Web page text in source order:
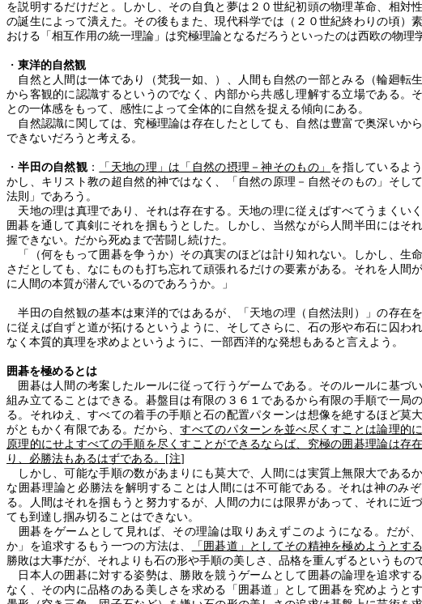
を説明するだけだと。しかし、その自負と夢は２０世紀初頭の物理革命、相対
の誕生によって潰えた。その後もまた、現代科学では（２０世紀終わりの頃）
おける「相互作用の統一理論」は究極理論となるだろうといったのは西欧の物理
・ 東洋的自然観
自然と人間は一体であり（梵我一如、）、人間も自然の一部とみる（輪廻転
から客観的に認識するというのでなく、内部から共感し理解する立場である。
との一体感をもって、感性によって全体的に自然を捉える傾向にある。
自然認識に関しては、究極理論は存在したとしても、自然は豊富で奥深いか
できないだろうと考える。
・半田の自然観 ： 「天地の理」は「自然の摂理－神そのもの」 を指しているよ
かし、キリスト教の超自然的神ではなく、「自然の原理－自然そのもの」そし
法則」であろう。
天地の理は真理であり、それは存在する。天地の理に従えばすべてうまくい
囲碁を通して真剣にそれを掴もうとした。しかし、当然ながら人間半田にはそ
握できない。だから死ぬまで苦闘し続けた。
「（何をもって囲碁を争うか）その真実のほどは計り知れない。しかし、生
さだとしても、なにものも打ち忘れて頑張れるだけの要素がある。それを人間
に人間の本質が潜んでいるのであろうか。」
半田の自然観の基本は東洋的ではあるが、「天地の理（自然法則）」の存在
に従えば自ずと道が拓けるというように、そしてさらに、石の形や布石に囚わ
なく本質的真理を求めよというように、一部西洋的な発想もあると言えよう。
囲碁を極めるとは
囲碁は人間の考案したルールに従って行うゲームである。そのルールに基づ
組み立てることはできる。碁盤目は有限の３６１であるから有限の手順で一局
る。それゆえ、すべての着手の手順と石の配置パターンは想像を絶するほど莫
がともかく有限である。だから、すべてのパターンを並べ尽くすことは論理的に
原理的にせよすべての手順を尽くすことができるならば、究極の囲碁理論は存
り、必勝法もあるはずである。
[注]
しかし、可能な手順の数があまりにも莫大で、人間には実質上無限大である
な囲碁理論と必勝法を解明することは人間には不可能である。それは神のみ
る。人間はそれを掴もうと努力するが、人間の力には限界があって、それに近
ても到達し掴み切ることはできない。
囲碁をゲームとして見れば、その理論は取りあえずこのようになる。だが
か」を追求するもう一つの方法は、
「囲碁道」としてその精神を極めようとする
勝敗は大事だが、それよりも石の形や手順の美しさ、品格を重んずるというもの
日本人の囲碁に対する姿勢は、勝敗を競うゲームとして囲碁の論理を追求す
なく、その内に品格のある美しさを求める「囲碁道」として囲碁を究めようとす